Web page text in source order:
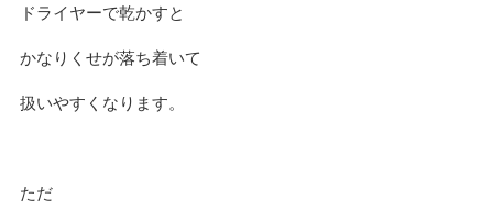
ドライヤーで乾かすと
かなりくせが落ち着いて
扱いやすくなります。
ただ